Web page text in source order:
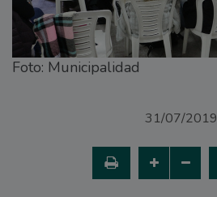
Foto: Municipalidad
31/07/2019